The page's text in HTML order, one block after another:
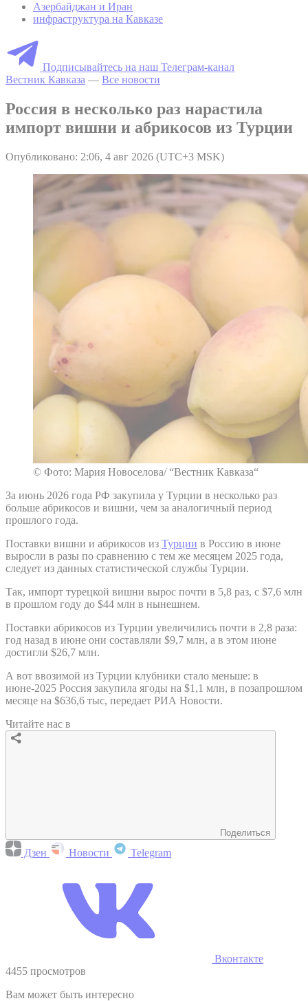
Азербайджан и Иран
инфраструктура на Кавказе
Подписывайтесь на наш Телеграм-канал
Вестник Кавказа — Все новости
Россия в несколько раз нарастила
импорт вишни и абрикосов из Турции
Опубликовано: 2:06, 4 авг 2026 (UTC+3 MSK)
© Фото: Мария Новоселова/ “Вестник Кавказа“
За июнь 2026 года РФ закупила у Турции в несколько раз
больше абрикосов и вишни, чем за аналогичный период
прошлого года.
Поставки вишни и абрикосов из Турции в Россию в июне
выросли в разы по сравнению с тем же месяцем 2025 года,
следует из данных статистической службы Турции.
Так, импорт турецкой вишни вырос почти в 5,8 раз, с $7,6 млн
в прошлом году до $44 млн в нынешнем.
Поставки абрикосов из Турции увеличились почти в 2,8 раза:
год назад в июне они составляли $9,7 млн, а в этом июне
достигли $26,7 млн.
А вот ввозимой из Турции клубники стало меньше: в
июне-2025 Россия закупила ягоды на $1,1 млн, в позапрошлом
месяце на $636,6 тыс, передает РИА Новости.
Читайте нас в
Поделиться
Дзен Новости Telegram
Вконтакте
4455 просмотров
Вам может быть интересно